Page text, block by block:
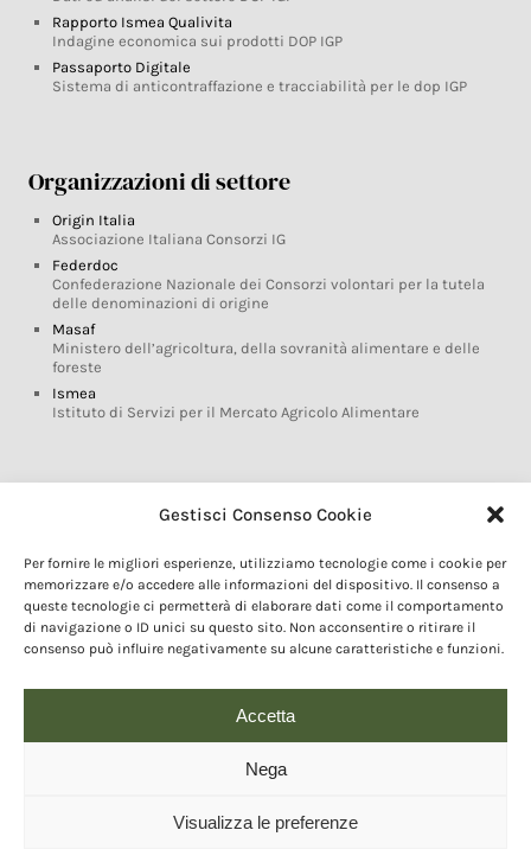
Gestisci Consenso Cookie
Per fornire le migliori esperienze, utilizziamo tecnologie come i cookie per
memorizzare e/o accedere alle informazioni del dispositivo. Il consenso a
queste tecnologie ci permetterà di elaborare dati come il comportamento
di navigazione o ID unici su questo sito. Non acconsentire o ritirare il
consenso può influire negativamente su alcune caratteristiche e funzioni.
Accetta
Nega
Visualizza le preferenze
Rapporto Ismea Qualivita
Indagine economica sui prodotti DOP IGP
Passaporto Digitale
Sistema di anticontraffazione e tracciabilità per le dop IGP
Organizzazioni di settore
Origin Italia
Associazione Italiana Consorzi IG
Federdoc
Confederazione Nazionale dei Consorzi volontari per la tutela
delle denominazioni di origine
Masaf
Ministero dell’agricoltura, della sovranità alimentare e delle
foreste
Ismea
Istituto di Servizi per il Mercato Agricolo Alimentare
Glossario DOP IGP
Marchi DOP IGP
Normativa prodotti DOP IGP
Consorzi di Tutela
Farm To Fork e prodotti DOP IGP